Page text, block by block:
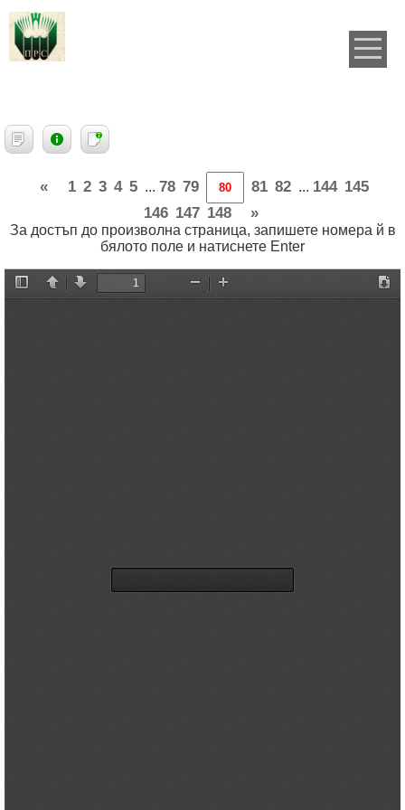
« 1 2 3 4 5 ... 78 79 81 82 ... 144 145
146 147 148 »
За достъп до произволна страница, запишете номера й в
бялото поле и натиснете Enter